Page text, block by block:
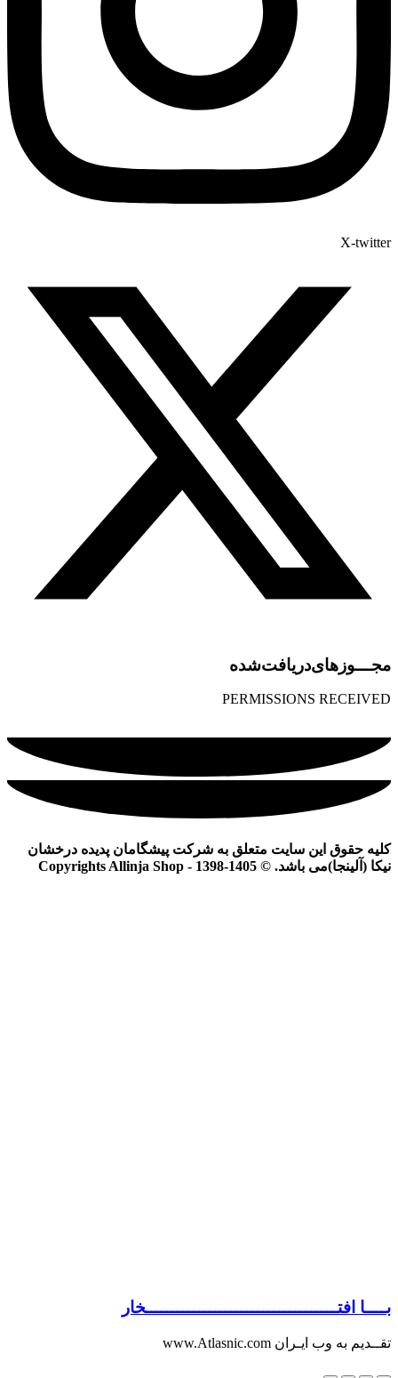
X-twitter
مجـــوز‌های‌دریافت‌شده
PERMISSIONS RECEIVED
کلیه حقوق این سایت متعلق به شرکت پیشگامان پدیده درخشان
نیکا (آلینجا)می باشد. © Copyrights Allinja Shop - 1398-1405
بــــا افتــــــــــــــــــــــــــــــــــــخار
تقــدیم به وب ایـران www.Atlasnic.com